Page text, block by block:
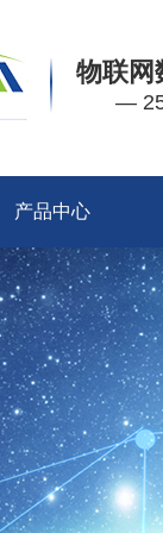
物联网
—
产品中心